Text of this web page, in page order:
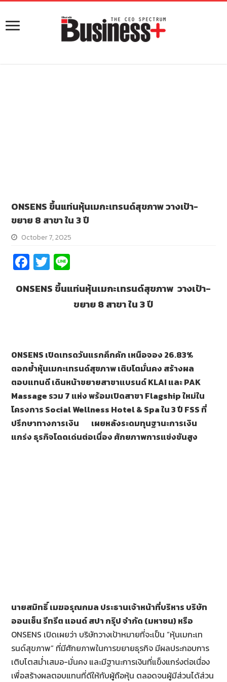
ONSENS ขึ้นแท่นหุ้นเมกะเทรนด์สุขภาพ วางเป้า-
ขยาย 8 สาขา ใน 3 ปี
October 7, 2025
Fa
ce
b
T
wi
tt e
ONSENS ขึ้นแท่นหุ้นเมกะเทรนด์สุขภาพวางเป้า-
ขยาย 8 สาขา ใน 3 ปี
ONSENS เปิดเทรดวันแรกคึกคัก เหนือจอง 26.83%
ตอกย้ำหุ้นเมกะเทรนด์สุขภาพ เติบโตมั่นคง สร้างผล
ตอบแทนดี เดินหน้าขยายสาขาแบรนด์KLAI และ PAK
Massage รวม 7 แห่งพร้อมเปิดสาขา Flagship ใหม่ใน
โครงการ Social Wellness Hotel & Spaใน3 ปี FSS ที่
ปรึกษาทางการเงิน เผยหลังระดมทุนฐานะการเงิน
แกร่ง ธุรกิจโดดเด่นต่อเนื่อง ศักยภาพการแข่งขันสูง
นายสมิทธิ์ เมฆอรุณกมล ประธานเจ้าหน้าที่บริหาร บริษัท
ออนเซ็น รีทรีต แอนด์ สปา กรุ๊ป จำกัด (มหาชน) หรือ
ONSENS เปิดเผยว่า บริษัทวางเป้าหมายที่จะเป็น “หุ้นเมกะเท
รนด์สุขภาพ” ที่มีศักยภาพในการขยายธุรกิจ มีผลประกอบการ
เติบโตสม่ำเสมอ-มั่นคง และมีฐานะการเงินที่แข็งแกร่งต่อเนื่อง
เพื่อสร้างผลตอบแทนที่ดีให้กับผู้ถือหุ้น ตลอดจนผู้มีส่วนได้ส่วน